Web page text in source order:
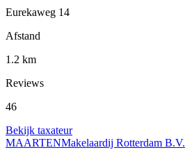
Eurekaweg 14
Afstand
1.2 km
Reviews
46
Bekijk taxateur
MAARTENMakelaardij Rotterdam B.V.